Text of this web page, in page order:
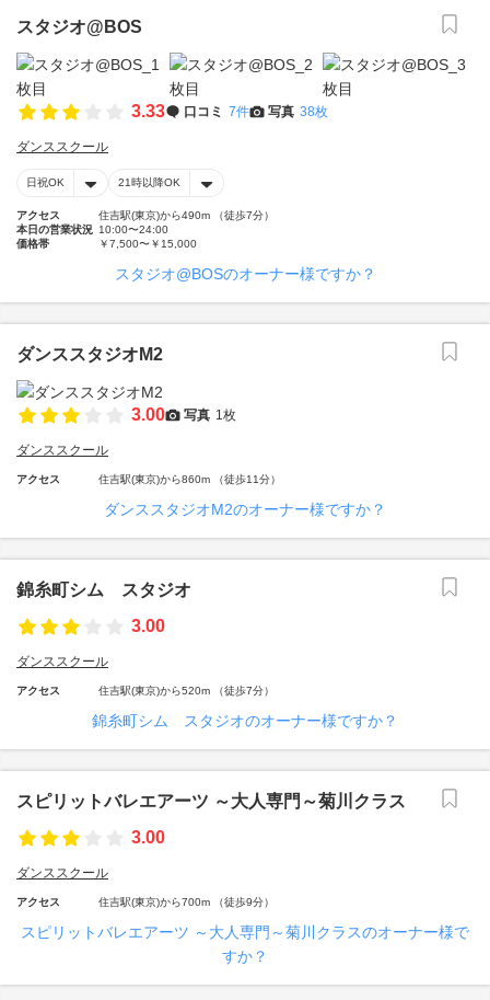
スタジオ@BOS
3.33 口コミ 7件 写真 38枚
ダンススクール
日祝OK 21時以降OK
アクセス
住吉駅(東京)から490m （徒歩7分）
本日の営業状況 10:00〜24:00
価格帯
￥7,500〜￥15,000
スタジオ@BOSのオーナー様ですか？
ダンススタジオM2
3.00 写真 1枚
ダンススクール
アクセス 住吉駅(東京)から860m （徒歩11分）
ダンススタジオM2のオーナー様ですか？
錦糸町シム スタジオ
3.00
ダンススクール
アクセス 住吉駅(東京)から520m （徒歩7分）
錦糸町シム スタジオのオーナー様ですか？
スピリットバレエアーツ ～大人専門～菊川クラス
3.00
ダンススクール
アクセス 住吉駅(東京)から700m （徒歩9分）
スピリットバレエアーツ ～大人専門～菊川クラスのオーナー様で
すか？